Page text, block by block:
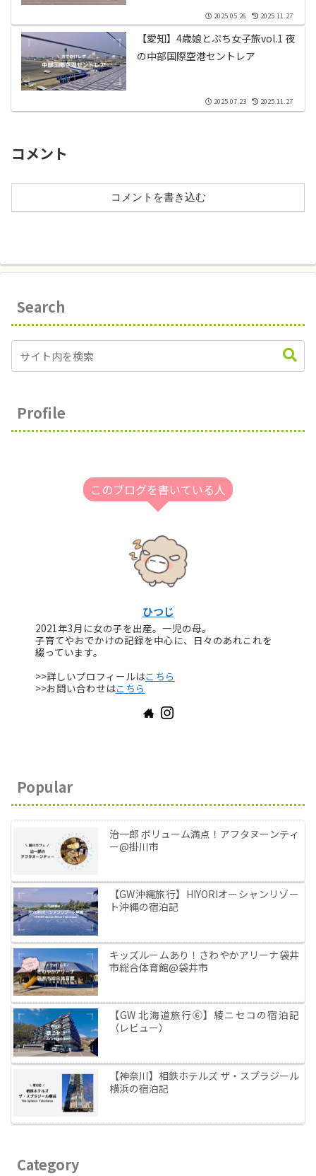
2025.05.26 2025.11.27
【愛知】4歳娘とぷち女子旅vol.1 夜
の中部国際空港セントレア
2025.07.23 2025.11.27
コメント
コメントを書き込む
Search
Profile
このブログを書いている人
ひつじ
2021年3月に女の子を出産。一児の母。
子育てやおでかけの記録を中心に、日々のあれこれを
綴っています。
>>詳しいプロフィールはこちら
>>お問い合わせはこちら
Popular
治一郎 ボリューム満点！アフタヌーンティ
ー@掛川市
【GW沖縄旅行】HIYORIオーシャンリゾー
ト沖縄の宿泊記
キッズルームあり！さわやかアリーナ袋井
市総合体育館@袋井市
【GW 北海道旅行⑥】綾ニセコの宿泊記
（レビュー）
【神奈川】相鉄ホテルズ ザ・スプラジール
横浜の宿泊記
Category